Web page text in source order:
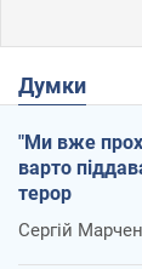
Думки
"Ми вже
варто
терор
Сергій